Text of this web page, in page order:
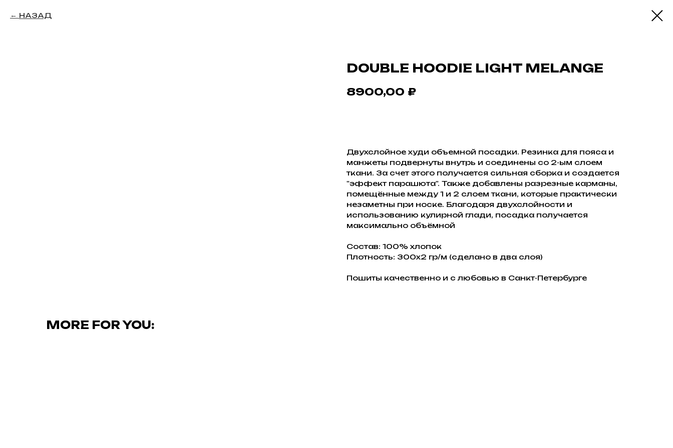
НАЗАД
DOUBLE HOODIE LIGHT MELANGE
8900,00 ₽
Двухслойное худи объемной посадки. Резинка для пояса и
манжеты подвернуты внутрь и соединены со 2-ым слоем
ткани. За счет этого получается сильная сборка и создается
"эффект парашюта". Также добавлены разрезные карманы,
помещённые между 1 и 2 слоем ткани, которые практически
незаметны при носке. Благодаря двухслойности и
использованию кулирной глади, посадка получается
максимально объёмной
Состав: 100% хлопок
Плотность: 300х2 гр/м (сделано в два слоя)
Пошиты качественно и с любовью в Санкт-Петербурге
MORE FOR YOU: